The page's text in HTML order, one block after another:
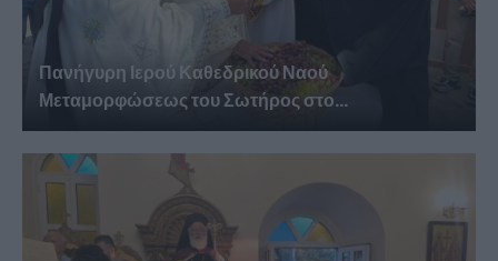
Πανήγυρη Ιερού Καθεδρικού Ναού
Μεταμορφώσεως του Σωτήρος στο...